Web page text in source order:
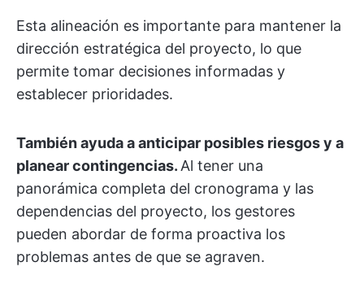
Esta alineación es importante para mantener la
dirección estratégica del proyecto, lo que
permite tomar decisiones informadas y
establecer prioridades.
También ayuda a anticipar posibles riesgos y a
planear contingencias. Al tener una
panorámica completa del cronograma y las
dependencias del proyecto, los gestores
pueden abordar de forma proactiva los
problemas antes de que se agraven.